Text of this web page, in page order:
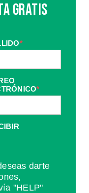
Gratis
*
*
darte
"HELP"